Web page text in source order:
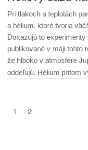
Pri tlakoch a teplotách
a hélium, ktoré tvoria
Dokazujú to
publikované v máji tohto
že hlboko v atmosfére
oddeľujú. Hélium pritom
1 2